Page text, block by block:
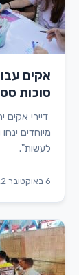
אקים
סוכות
דיירי
מיוחדים
לעשות".
6 באוקטובר 2022